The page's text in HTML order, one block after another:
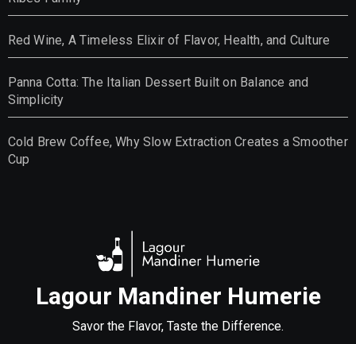
Red Wine, A Timeless Elixir of Flavor, Health, and Culture
Panna Cotta: The Italian Dessert Built on Balance and
Simplicity
Cold Brew Coffee, Why Slow Extraction Creates a Smoother
Cup
Lagour Mandiner Humerie
Savor the Flavor, Taste the Difference.